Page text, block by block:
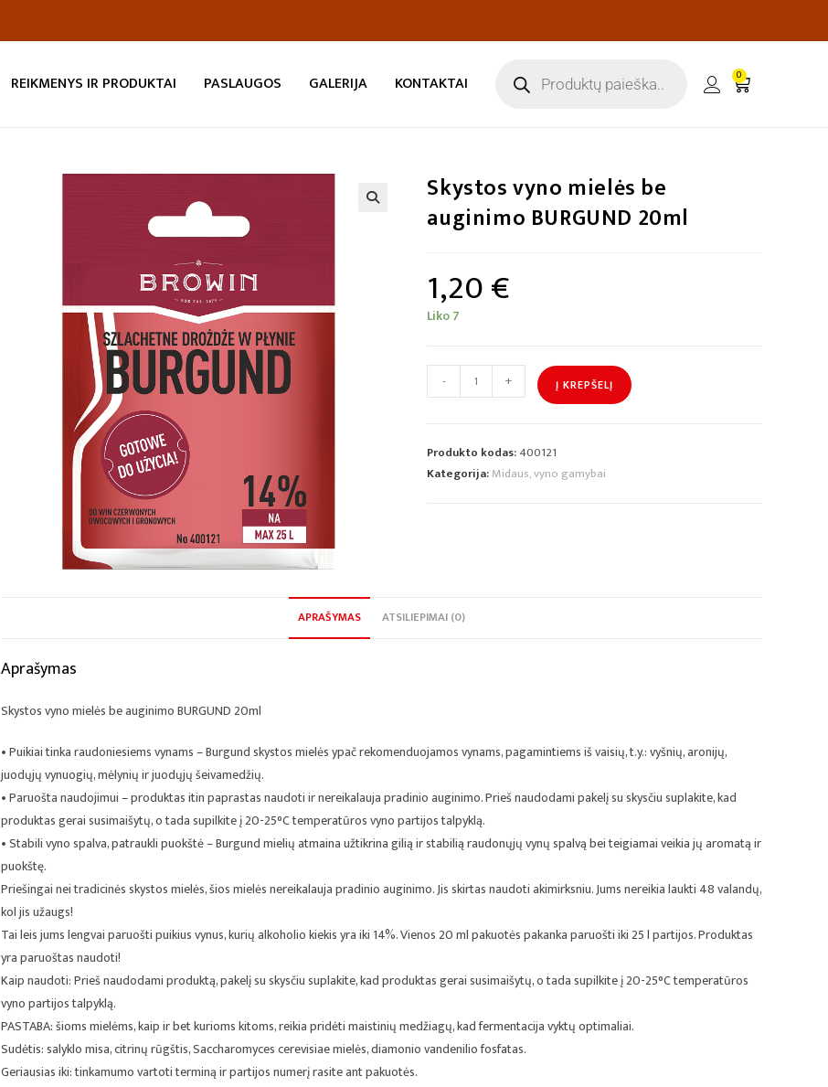
REIKMENYS IR PRODUKTAI PASLAUGOS GALERIJA KONTAKTAI 0
Skystos vyno mielės be
auginimo BURGUND 20ml
1,20€
Liko 7
- + Į KREPŠELĮ
Produkto kodas:400121
Kategorija:Midaus, vyno gamybai
APRAŠYMAS ATSILIEPIMAI (0)
Aprašymas
Skystos vyno mielės be auginimo BURGUND 20ml
• Puikiai tinka raudoniesiems vynams – Burgund skystos mielės ypač rekomenduojamos vynams, pagamintiems iš vaisių, t.y.: vyšnių, aronijų,
juodųjų vynuogių, mėlynių ir juodųjų šeivamedžių.
• Paruošta naudojimui – produktas itin paprastas naudoti ir nereikalauja pradinio auginimo. Prieš naudodami pakelį su skysčiu suplakite, kad
produktas gerai susimaišytų, o tada supilkite į 20-25°C temperatūros vyno partijos talpyklą.
• Stabili vyno spalva, patraukli puokštė – Burgund mielių atmaina užtikrina gilią ir stabilią raudonųjų vynų spalvą bei teigiamai veikia jų aromatą ir
puokštę.
Priešingai nei tradicinės skystos mielės, šios mielės nereikalauja pradinio auginimo. Jis skirtas naudoti akimirksniu. Jums nereikia laukti 48 valandų,
kol jis užaugs!
Tai leis jums lengvai paruošti puikius vynus, kurių alkoholio kiekis yra iki 14%. Vienos 20 ml pakuotės pakanka paruošti iki 25 l partijos. Produktas
yra paruoštas naudoti!
Kaip naudoti: Prieš naudodami produktą, pakelį su skysčiu suplakite, kad produktas gerai susimaišytų, o tada supilkite į 20-25°C temperatūros
vyno partijos talpyklą.
PASTABA: šioms mielėms, kaip ir bet kurioms kitoms, reikia pridėti maistinių medžiagų, kad fermentacija vyktų optimaliai.
Sudėtis: salyklo misa, citrinų rūgštis, Saccharomyces cerevisiae mielės, diamonio vandenilio fosfatas.
Geriausias iki: tinkamumo vartoti terminą ir partijos numerį rasite ant pakuotės.